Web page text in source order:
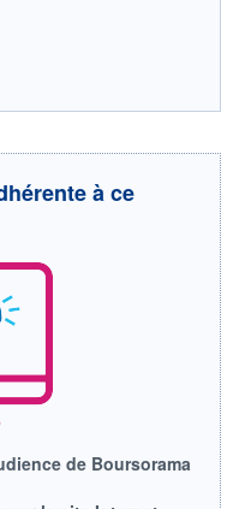
ÉCHANGÉ
ÉCHANGE
/ 15:42:17
À LA
à ce
de Boursorama